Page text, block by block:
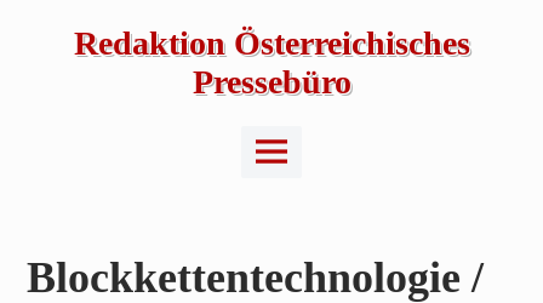
Redaktion Österreichisches
Pressebüro
Main
Menu
Blockkettentechnologie /